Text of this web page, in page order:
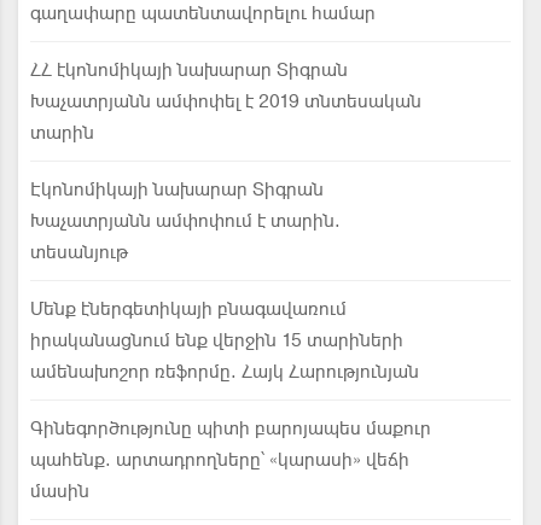
գաղափարը պատենտավորելու համար
ՀՀ էկոնոմիկայի նախարար Տիգրան
Խաչատրյանն ամփոփել է 2019 տնտեսական
տարին
Էկոնոմիկայի նախարար Տիգրան
Խաչատրյանն ամփոփում է տարին.
տեսանյութ
Մենք էներգետիկայի բնագավառում
իրականացնում ենք վերջին 15 տարիների
ամենախոշոր ռեֆորմը. Հայկ Հարությունյան
Գինեգործությունը պիտի բարոյապես մաքուր
պահենք. արտադրողները՝ «կարասի» վեճի
մասին